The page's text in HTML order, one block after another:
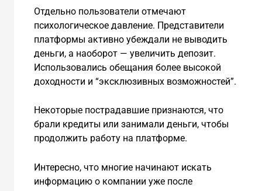
Отдельно пользователи отмечают
психологическое давление. Представители
платформы активно убеждали не выводить
деньги, а наоборот — увеличить депозит.
Использовались обещания более высокой
доходности и “эксклюзивных возможностей”.
Некоторые пострадавшие признаются, что
брали кредиты или занимали деньги, чтобы
продолжить работу на платформе.
Интересно, что многие начинают искать
информацию о компании уже после